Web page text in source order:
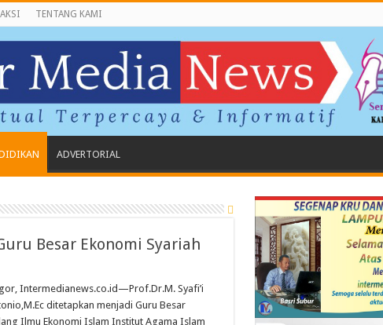
TENTANG KAMI
ADVERTORIAL
Besar Ekonomi Syariah
Intermedianews.co.id—Prof.Dr.M. Syafi’i
ditetapkan menjadi Guru Besar
Ilmu Ekonomi Islam Institut Agama Islam